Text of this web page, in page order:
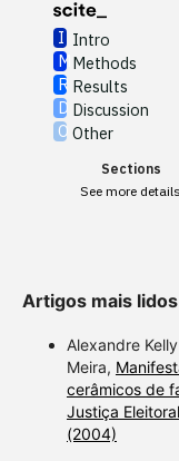
Intro
Methods
Results
Discussion
Other
Sections
See more details
Artigos mais
Alexandre
Meira,
cerâmicos de
Justiça
(2004)